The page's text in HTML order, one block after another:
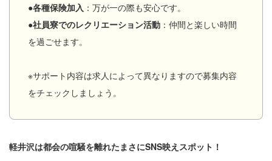
●各種保険加入 ：万が一の際も安心です。
●社員寮でのレクリエーション活動 ：仲間と楽しい時間
を過ごせます。
※サポート内容は求人によって異なりますので募集内容
をチェックしましょう。
軽井沢は都会の喧騒を離れたまさにSNS映えスポット！